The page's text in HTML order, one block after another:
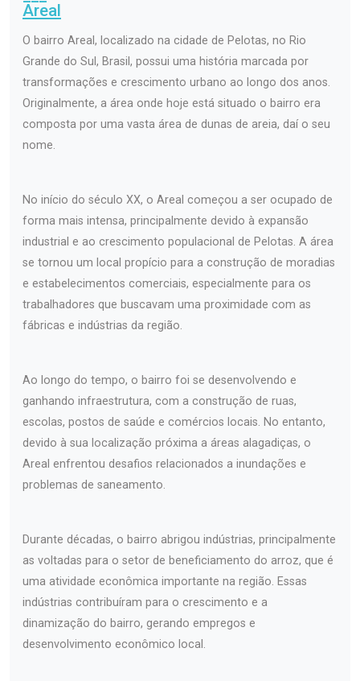
Areal
O bairro Areal, localizado na cidade de Pelotas, no Rio
Grande do Sul, Brasil, possui uma história marcada por
transformações e crescimento urbano ao longo dos anos.
Originalmente, a área onde hoje está situado o bairro era
composta por uma vasta área de dunas de areia, daí o seu
nome.
No início do século XX, o Areal começou a ser ocupado de
forma mais intensa, principalmente devido à expansão
industrial e ao crescimento populacional de Pelotas. A área
se tornou um local propício para a construção de moradias
e estabelecimentos comerciais, especialmente para os
trabalhadores que buscavam uma proximidade com as
fábricas e indústrias da região.
Ao longo do tempo, o bairro foi se desenvolvendo e
ganhando infraestrutura, com a construção de ruas,
escolas, postos de saúde e comércios locais. No entanto,
devido à sua localização próxima a áreas alagadiças, o
Areal enfrentou desafios relacionados a inundações e
problemas de saneamento.
Durante décadas, o bairro abrigou indústrias, principalmente
as voltadas para o setor de beneficiamento do arroz, que é
uma atividade econômica importante na região. Essas
indústrias contribuíram para o crescimento e a
dinamização do bairro, gerando empregos e
desenvolvimento econômico local.